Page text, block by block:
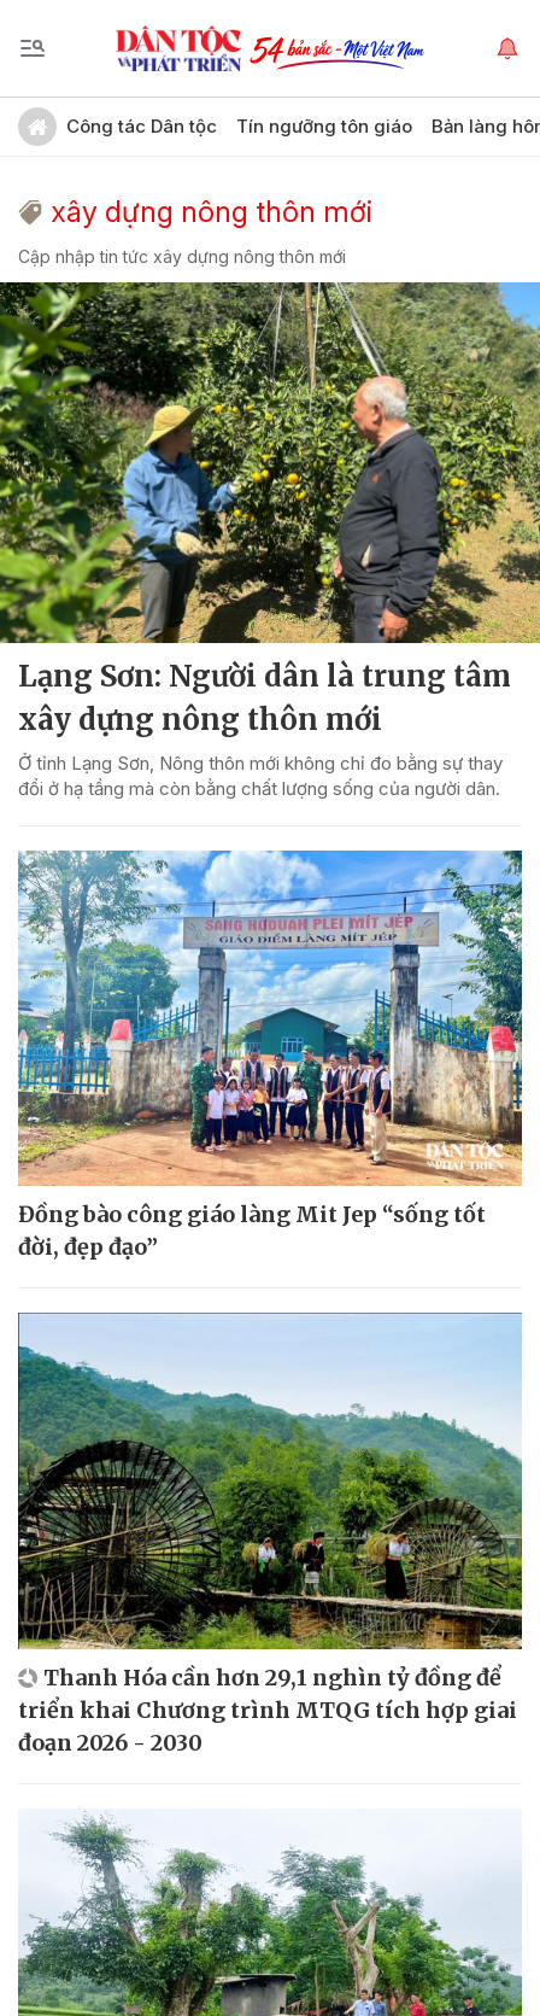
Công tác Dân tộc Tín ngưỡng tôn giáo Bản làng
xây dựng nông thôn mới
Cập nhập tin tức xây dựng nông thôn mới
Lạng Sơn: Người dân là trung tâm
xây dựng nông thôn mới
Ở tỉnh Lạng Sơn, Nông thôn mới không chỉ đo bằng sự thay
đổi ở hạ tầng mà còn bằng chất lượng sống của người dân.
Đồng bào công giáo làng Mit Jep “sống tốt
đời, đẹp đạo”
Thanh Hóa cần hơn 29,1 nghìn tỷ đồng để
triển khai Chương trình MTQG tích hợp giai
đoạn 2026 - 2030